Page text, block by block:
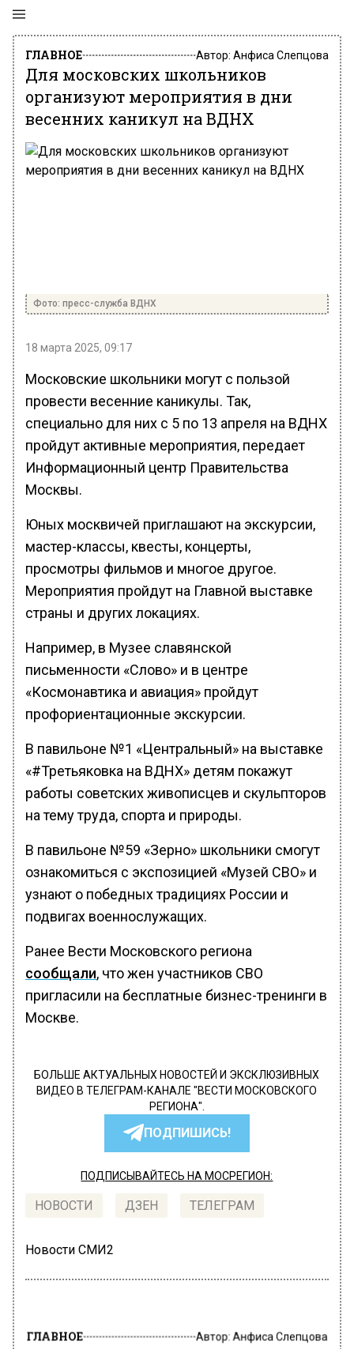
ГЛАВНОЕ Автор: Анфиса Слепцова
Для московских школьников
организуют мероприятия в дни
весенних каникул на ВДНХ
Фото: пресс-служба ВДНХ
18 марта 2025, 09:17
Московские школьники могут с пользой
провести весенние каникулы. Так,
специально для них с 5 по 13 апреля на ВДНХ
пройдут активные мероприятия, передает
Информационный центр Правительства
Москвы.
Юных москвичей приглашают на экскурсии,
мастер-классы, квесты, концерты,
просмотры фильмов и многое другое.
Мероприятия пройдут на Главной выставке
страны и других локациях.
Например, в Музее славянской
письменности «Слово» и в центре
«Космонавтика и авиация» пройдут
профориентационные экскурсии.
В павильоне №1 «Центральный» на выставке
«#Третьяковка на ВДНХ» детям покажут
работы советских живописцев и скульпторов
на тему труда, спорта и природы.
В павильоне №59 «Зерно» школьники смогут
ознакомиться с экспозицией «Музей СВО» и
узнают о победных традициях России и
подвигах военнослужащих.
Ранее Вести Московского региона
сообщали, что жен участников СВО
пригласили на бесплатные бизнес-тренинги в
Москве.
БОЛЬШЕ АКТУАЛЬНЫХ НОВОСТЕЙ И ЭКСКЛЮЗИВНЫХ
ВИДЕО В ТЕЛЕГРАМ-КАНАЛЕ "ВЕСТИ МОСКОВСКОГО
РЕГИОНА".
ПОДПИШИСЬ!
ПОДПИСЫВАЙТЕСЬ НА МОСРЕГИОН:
НОВОСТИ ДЗЕН ТЕЛЕГРАМ
Новости СМИ2
ГЛАВНОЕ Автор: Анфиса Слепцова